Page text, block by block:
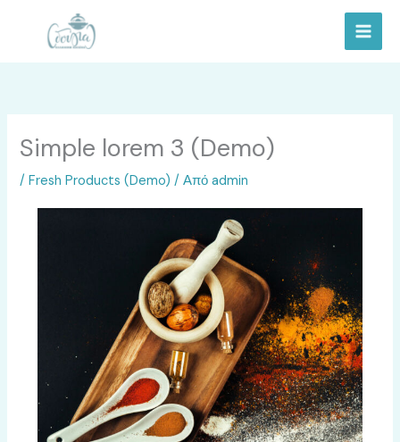
περιεχόμενο
Simple lorem 3 (Demo)
/Fresh Products (Demo) / Απόadmin